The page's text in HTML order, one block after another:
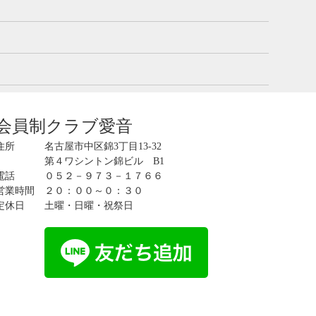
員制クラブ愛音
所 名古屋市中区錦3丁目13-32
４ワシントン錦ビル B1
話 ０５２－９７３－１７６６
業時間 ２０：００～０：３０
休日 土曜・日曜・祝祭日